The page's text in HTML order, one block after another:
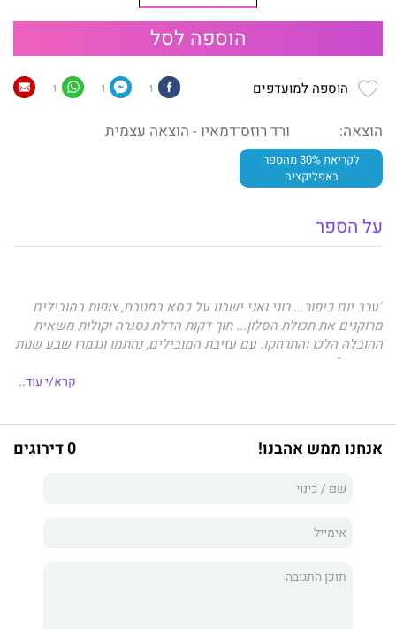
הוספה לסל
הוספה למועדפים 1
1
1
הוצאה: ורד רוזס־דמאיו - הוצאה עצמית
לקריאת 30% מהספר
באפליקציה
על הספר
"ערב יום כיפור... רוני ואני ישבנו על כסא במטבח, צופות במובילים
מרוקנים את תכולת הסלון... תוך דקות הדלת נסגרה וקולות משאית
ההובלה הלכו והתרחקו. עם עזיבת המובילים, נחתמו ונגמרו שבע שנות
נישואין."
יולי, גרושה טרייה, מחליטה לעלות על רכבת ההרים של עולם
מתמודדת עם מציאות מאתגרת וחוזרת לעמוד על רגליה פעם אחר
אימהות חד-הוריות, שויתרו על חיי נישואין ובחרו להתחיל מחדש,
לבדן, בחברה הישראלית שעדיין מעדיפה את נשותיה נשואות,
קרא/י עוד..
אנחנו ממש אהבנו! 0 דירוגים